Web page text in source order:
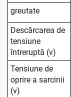
greutate
Descărcarea de
tensiune
întreruptă (v)
Tensiune de
oprire a sarcinii
(v)